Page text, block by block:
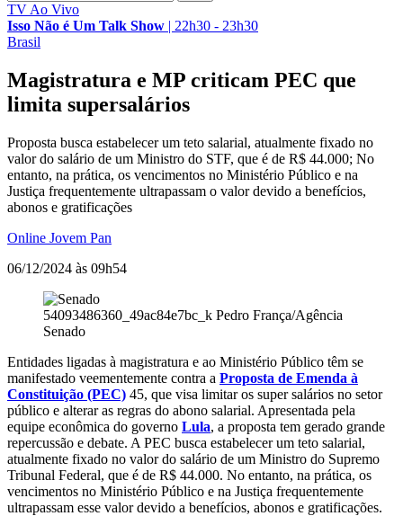
TV Ao Vivo
Isso Não é Um Talk Show | 22h30 - 23h30
Brasil
Magistratura e MP criticam PEC que
limita supersalários
Proposta busca estabelecer um teto salarial, atualmente fixado no
valor do salário de um Ministro do STF, que é de R$ 44.000; No
entanto, na prática, os vencimentos no Ministério Público e na
Justiça frequentemente ultrapassam o valor devido a benefícios,
abonos e gratificações
Online Jovem Pan
06/12/2024 às 09h54
54093486360_49ac84e7bc_k Pedro França/Agência
Senado
Entidades ligadas à magistratura e ao Ministério Público têm se
manifestado veementemente contra a Proposta de Emenda à
Constituição (PEC) 45, que visa limitar os super salários no setor
público e alterar as regras do abono salarial. Apresentada pela
equipe econômica do governo Lula, a proposta tem gerado grande
repercussão e debate. A PEC busca estabelecer um teto salarial,
atualmente fixado no valor do salário de um Ministro do Supremo
Tribunal Federal, que é de R$ 44.000. No entanto, na prática, os
vencimentos no Ministério Público e na Justiça frequentemente
ultrapassam esse valor devido a benefícios, abonos e gratificações.